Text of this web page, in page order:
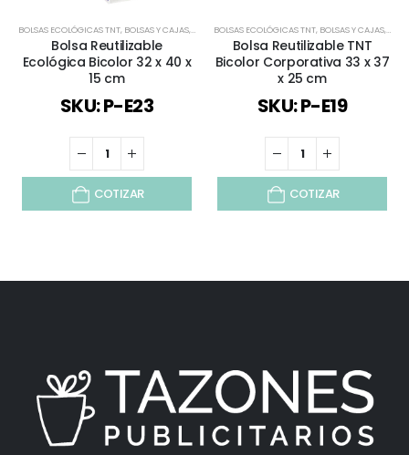
BOLSAS ECOLÓGICAS TNT, BOLSAS Y CAJAS,TODOS
Bolsa Reutilizable
Ecológica Bicolor 32 x 40 x
15 cm
SKU: P-E23
COTIZAR
BOLSAS ECOLÓGICAS TNT, BOLSAS Y CAJAS,
Bolsa Reutilizable TNT
Bicolor Corporativa 33 x 37
x 25 cm
SKU: P-E19
COTIZAR